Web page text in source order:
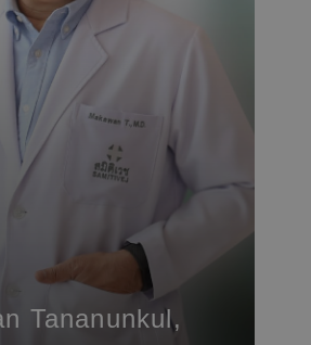
Tananunkul,